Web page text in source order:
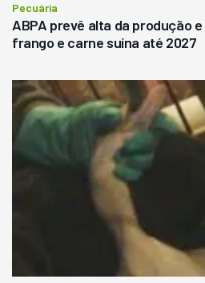
Pecuária
ABPA prevê alta da produção
frango e carne suína até 2027